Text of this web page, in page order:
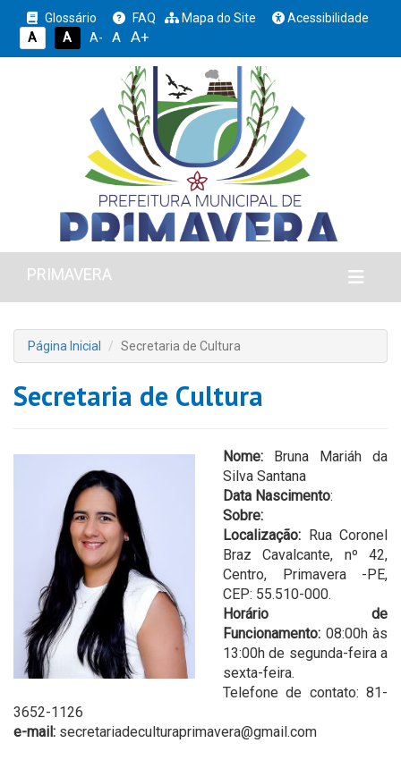
Glossário FAQ Mapa do Site
Acessibilidade
A
A A- A A+
PRIMAVERA
Página Inicial Secretaria de Cultura
Secretaria de Cultura
Nome: Bruna Mariáh da
Silva Santana
Data Nascimento:
Sobre:
Localização: Rua Coronel
Braz Cavalcante, nº 42,
Centro, Primavera -PE,
CEP: 55.510-000.
Horário de
Funcionamento: 08:00h às
13:00h de segunda-feira a
sexta-feira.
Telefone de contato: 81-
3652-1126
e-mail: secretariadeculturaprimavera@gmail.com